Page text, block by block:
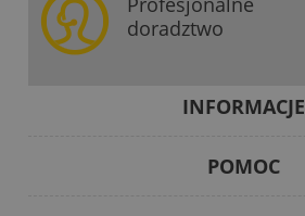
doradztwo
INFORMACJE
POMOC